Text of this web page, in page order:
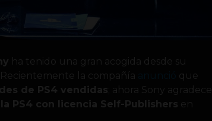
ha tenido una gran acogida desde su
la compañía
que
de PS4 vendidas ; ahora Sony agradece
PS4 con licencia Self-Publishers en